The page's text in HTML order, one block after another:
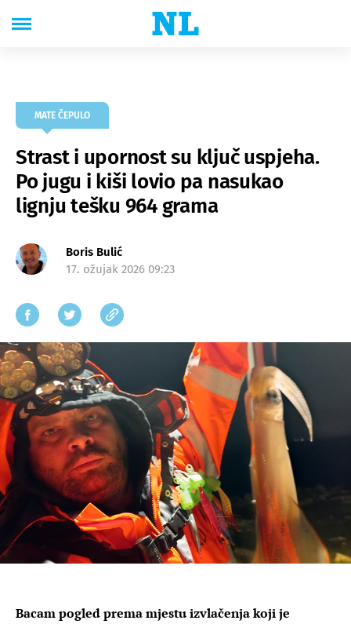
MATE ČEPULO
Strast i upornost su ključ uspjeha.
Po jugu i kiši lovio pa nasukao
lignju tešku 964 grama
Boris Bulić
17. ožujak 2026 09:23
Bacam pogled prema mjestu izvlačenja koji je